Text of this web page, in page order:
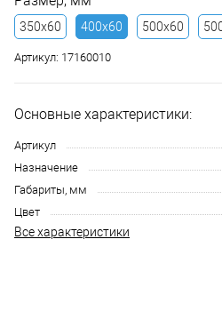
350х60 400х60 500х60
Артикул: 17160010
Основные характеристики:
Артикул
Назначение
Габариты, мм
Цвет
Все характеристики